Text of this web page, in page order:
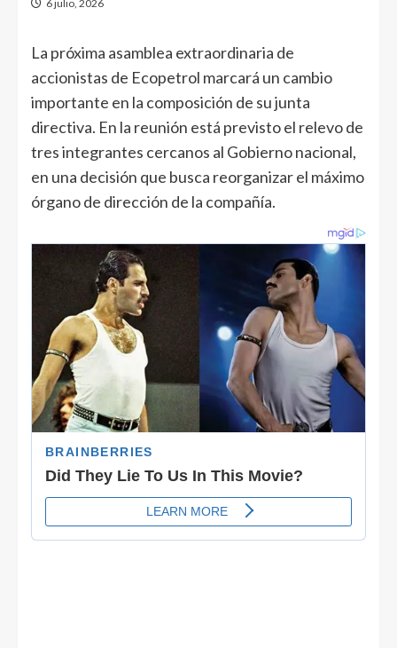
6 julio, 2026
La próxima asamblea extraordinaria de
accionistas de Ecopetrol marcará un cambio
importante en la composición de su junta
directiva. En la reunión está previsto el relevo de
tres integrantes cercanos al Gobierno nacional,
en una decisión que busca reorganizar el máximo
órgano de dirección de la compañía.